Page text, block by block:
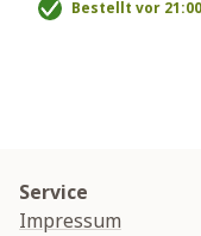
Bestellt vor
Service
Impressum